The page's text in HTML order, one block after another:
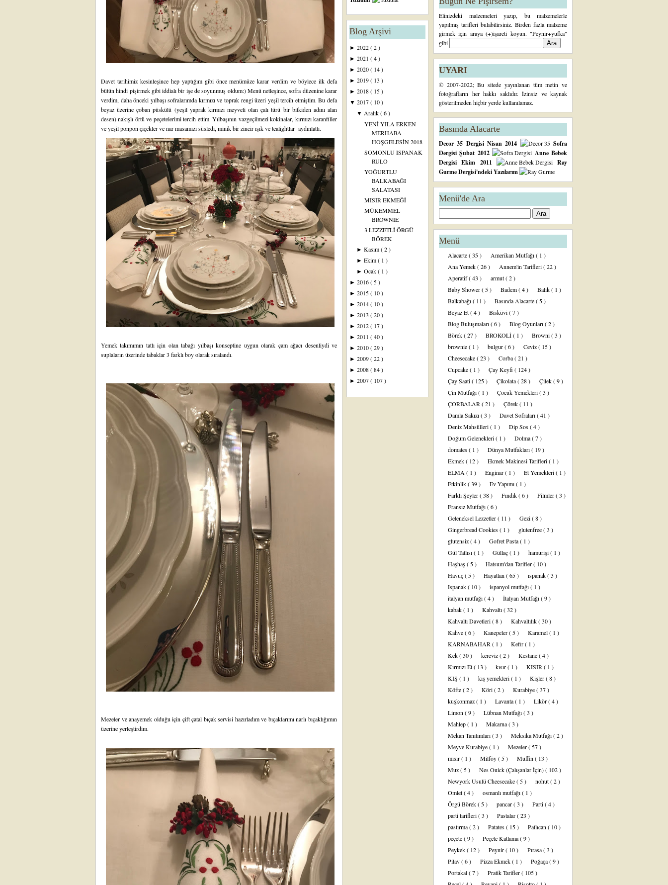
Davet tarihimiz kesinleşince hep yaptığım gibi önce menümüze karar verdim ve böylece ilk defa
bütün hindi pişirmek gibi iddialı bir işe de soyunmuş oldum:) Menü netleşince, sofra düzenine karar
verdim, daha önceki yılbaşı sofralarımda kırmızı ve toprak rengi üzeri yeşil tercih etmiştim. Bu defa
beyaz üzerine çoban püskülü (yeşil yaprak kırmızı meyveli olan çalı türü bir bitkiden adını alan
desen) nakışlı örtü ve peçetelerimi tercih ettim. Yılbaşının vazgeçilmezi kokinalar, kırmızı karanfiller
ve yeşil ponpon çiçekler ve nar masamızı süsledi, minik bir zincir ışık ve tealightlar aydınlattı.
Yemek takımımın tatlı için olan tabağı yılbaşı konseptine uygun olarak çam ağacı desenliydi ve
suplaların üzerinde tabaklar 3 farklı boy olarak sıralandı.
Mezeler ve anayemek olduğu için çift çatal bıçak servisi hazırladım ve bıçaklarımı narlı bıçaklığımın
üzerine yerleştirdim.
Blog Arşivi
► 2022( 2 )
► 2021 ( 4 )
► 2020( 14 )
► 2019( 13 )
► 2018( 15 )
▼ 2017( 10 )
▼Aralık( 6 )
YENİ YILA ERKEN
MERHABA -
HOŞGELESİN 2018
SOMONLU ISPANAK
RULO
YOĞURTLU
BALKABAĞI
SALATASI
MISIR EKMEĞİ
MÜKEMMEL
BROWNIE
3 LEZZETLİ ÖRGÜ
BÖREK
►Kasım( 2 )
►Ekim( 1 )
►Ocak( 1 )
► 2016( 5 )
► 2015( 10 )
► 2014( 10 )
► 2013 ( 20 )
► 2012( 17 )
► 2011 ( 40 )
► 2010( 29 )
► 2009( 22 )
► 2008( 84 )
► 2007( 107 )
Elinizdeki malzemeleri yazıp, bu malzemelerle
yapılmış tarifleri bulabilirsiniz. Birden fazla malzeme
girmek için araya (+)işareti koyun. "Peynir+yufka"
gibi
UYARI
© 2007-2022; Bu sitede yayınlanan tüm metin ve
fotoğrafların her hakkı saklıdır. İzinsiz ve kaynak
gösterilmeden hiçbir yerde kullanılamaz.
Basında Alacarte
Decor 35 Dergisi Nisan 2014
Sofra
Dergisi Şubat 2012
Anne Bebek
Dergisi Ekim 2011
Ray
Gurme Dergisi'ndeki Yazılarım
Menü'de Ara
Menü
Alacarte( 35 ) Amerikan Mutfağı( 1 )
Ana Yemek( 26 ) Annem'in Tarifleri( 22 )
Aperatif( 43 ) armut( 2 )
Baby Shower( 5 ) Badem( 4 ) Balık( 1 )
Balkabağı( 11 ) Basında Alacarte( 5 )
Beyaz Et( 4 ) Bisküvi( 7 )
Blog Buluşmaları( 6 ) Blog Oyunları( 2 )
Börek( 27 ) BROKOLİ( 1 ) Browni( 3 )
brownie( 1 ) bulgur( 6 ) Ceviz( 15 )
Cheesecake( 23 ) Corba( 21 )
Cupcake( 1 ) Çay Keyfi ( 124 )
Çay Saati( 125 ) Çikolata( 28 ) Çilek( 9 )
Çin Mutfağı( 1 ) Çocuk Yemekleri( 3 )
ÇORBALAR ( 21 ) Çörek( 11 )
Damla Sakızı( 3 ) Davet Sofraları( 41 )
Deniz Mahsülleri( 1 ) Dip Sos( 4 )
Doğum Gelenekleri( 1 ) Dolma( 7 )
domates( 1 ) Dünya Mutfakları( 19 )
Ekmek( 12 ) Ekmek Makinesi Tarifleri( 1 )
ELMA ( 1 ) Enginar( 1 ) Et Yemekleri( 1 )
Etkinlik( 39 ) Ev Yapımı( 1 )
Farklı Şeyler( 38 ) Fındık( 6 ) Filmler( 3 )
Fransız Mutfağı( 6 )
Geleneksel Lezzetler( 11 ) Gezi( 8 )
Gingerbread Cookies( 1 ) glutenfree( 3 )
glutensiz( 4 ) Gofret Pasta( 1 )
Gül Tatlısı( 1 ) Güllaç( 1 ) hamurişi( 1 )
Haşhaş( 5 ) Hatsum'dan Tarifler( 10 )
Havuç( 5 ) Hayattan ( 65 ) ıspanak( 3 )
Ispanak( 10 ) ispanyol mutfağı( 1 )
italyan mutfağı( 4 ) İtalyan Mutfağı( 9 )
kabak( 1 ) Kahvaltı( 32 )
Kahvaltı Davetleri( 8 ) Kahvaltılık( 30 )
Kahve( 6 ) Kanepeler( 5 ) Karamel( 1 )
KARNABAHAR ( 1 ) Kefir( 1 )
Kek( 30 ) kereviz( 2 ) Kestane( 4 )
Kırmızı Et( 13 ) kısır( 1 ) KISIR ( 1 )
KIŞ ( 1 ) kış yemekleri( 1 ) Kişler( 8 )
Köfte( 2 ) Köri( 2 ) Kurabiye( 37 )
kuşkonmaz( 1 ) Lavanta( 1 ) Likör( 4 )
Limon ( 9 ) Lübnan Mutfağı( 3 )
Mahlep( 1 ) Makarna( 3 )
Mekan Tanıtımları( 3 ) Meksika Mutfağı( 2 )
Meyve Kurabiye( 1 ) Mezeler( 57 )
mısır( 1 ) Milföy( 5 ) Muffin ( 13 )
Muz( 5 ) Nes Ouick (Çalışanlar İçin)( 102 )
Newyork Usulü Cheesecake( 5 ) nohut( 2 )
Omlet( 4 ) osmanlı mutfağı( 1 )
Örgü Börek( 5 ) pancar( 3 ) Parti( 4 )
parti tarifleri( 3 ) Pastalar( 23 )
pastırma( 2 ) Patates( 15 ) Patlıcan ( 10 )
peçete( 9 ) Peçete Katlama( 9 )
Peykek( 12 ) Peynir( 10 ) Pırasa( 3 )
Pilav( 6 ) Pizza Ekmek( 1 ) Poğaça( 9 )
Portakal( 7 ) Pratik Tarifler( 105 )